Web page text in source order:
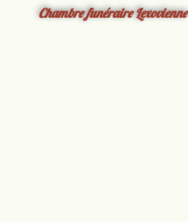
Chambre funéraire Lexovienne